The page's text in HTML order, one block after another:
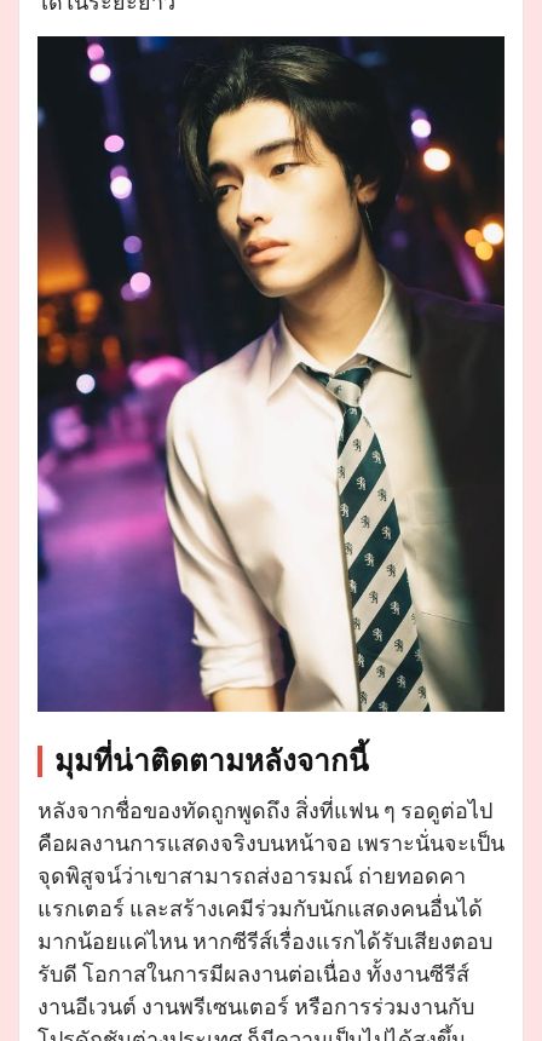
มุมที่น่าติดตามหลังจากนี้
หลังจากชื่อของทัดถูกพูดถึง สิ่งที่แฟน ๆ รอดูต่อไป
คือผลงานการแสดงจริงบนหน้าจอ เพราะนั่นจะเป็น
จุดพิสูจน์ว่าเขาสามารถส่งอารมณ์ ถ่ายทอดคา
แรกเตอร์ และสร้างเคมีร่วมกับนักแสดงคนอื่นได้
มากน้อยแค่ไหน หากซีรีส์เรื่องแรกได้รับเสียงตอบ
รับดี โอกาสในการมีผลงานต่อเนื่อง ทั้งงานซีรีส์
งานอีเวนต์ งานพรีเซนเตอร์ หรือการร่วมงานกับ